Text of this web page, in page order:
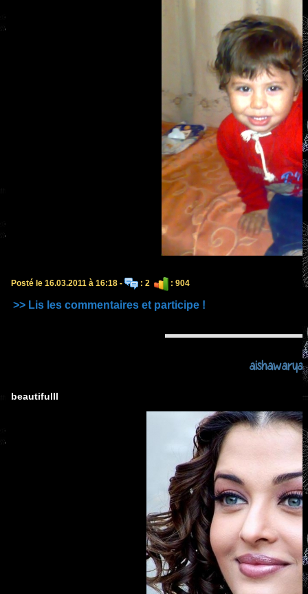
Posté le 16.03.2011 à 16:18 - : 2 : 904
>> Lis les commentaires et participe !
aishawarya
beautifulll